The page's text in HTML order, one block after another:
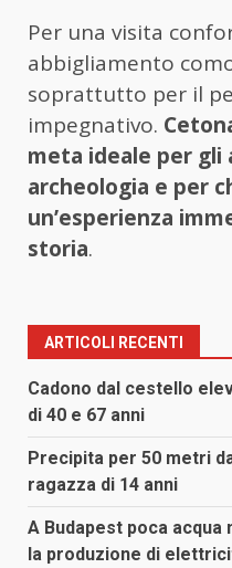
Per una visita
abbigliamento
soprattutto per il
impegnativo.
meta ideale per gli
archeologia e per
un’esperienza
storia.
ARTICOLI RECENTI
Cadono dal cestello
di 40 e 67 anni
Precipita per 50 metri
ragazza di 14 anni
A Budapest poca acqua
la produzione di